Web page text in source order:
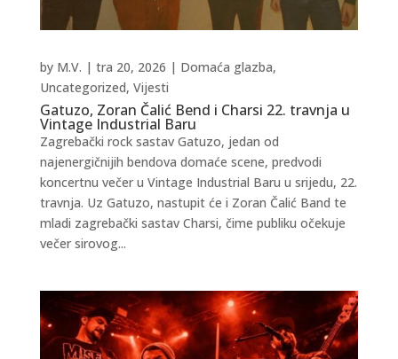
Gatuzo, Zoran Čalić Bend i Charsi 22. travnja u
Vintage Industrial Baru
by M.V. | tra 20, 2026 | Domaća glazba,
Uncategorized, Vijesti
Zagrebački rock sastav Gatuzo, jedan od
najenergičnijih bendova domaće scene, predvodi
koncertnu večer u Vintage Industrial Baru u srijedu, 22.
travnja. Uz Gatuzo, nastupit će i Zoran Čalić Band te
mladi zagrebački sastav Charsi, čime publiku očekuje
večer sirovog...